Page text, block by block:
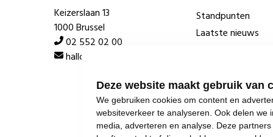
Deze website maakt gebruik van
We gebruiken cookies om content en
websiteverkeer te analyseren. Ook delen
media, adverteren en analyse. Deze
Keizerslaan 13
1000 Brussel
02 552 02 00
hallo@vooruit.org
Standpunten
Laatste nieuws